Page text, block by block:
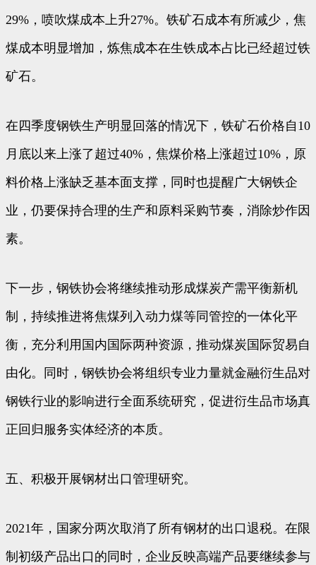
29%，喷吹煤成本上升27%。铁矿石成本有所减少，焦
煤成本明显增加，炼焦成本在生铁成本占比已经超过铁
矿石。
在四季度钢铁生产明显回落的情况下，铁矿石价格自10
月底以来上涨了超过40%，焦煤价格上涨超过10%，原
料价格上涨缺乏基本面支撑，同时也提醒广大钢铁企
业，仍要保持合理的生产和原料采购节奏，消除炒作因
素。
下一步，钢铁协会将继续推动形成煤炭产需平衡新机
制，持续推进将焦煤列入动力煤等同管控的一体化平
衡，充分利用国内国际两种资源，推动煤炭国际贸易自
由化。同时，钢铁协会将组织专业力量就金融衍生品对
钢铁行业的影响进行全面系统研究，促进衍生品市场真
正回归服务实体经济的本质。
五、积极开展钢材出口管理研究。
2021年，国家分两次取消了所有钢材的出口退税。在限
制初级产品出口的同时，企业反映高端产品要继续参与